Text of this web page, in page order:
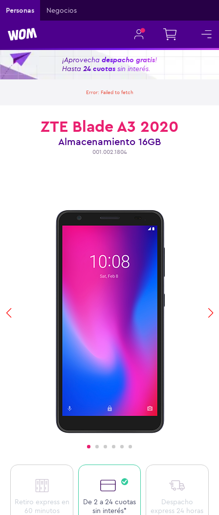
Personas Negocios
¡Aprovecha despacho gratis!
Hasta 24 cuotas sin interés.
Error: Failed to fetch
ZTE Blade A3 2020
Almacenamiento 16GB
001.002.1804
Retiro express en
60 minutos
De 2 a 24 cuotas
sin interés*
Despacho
express 24 horas